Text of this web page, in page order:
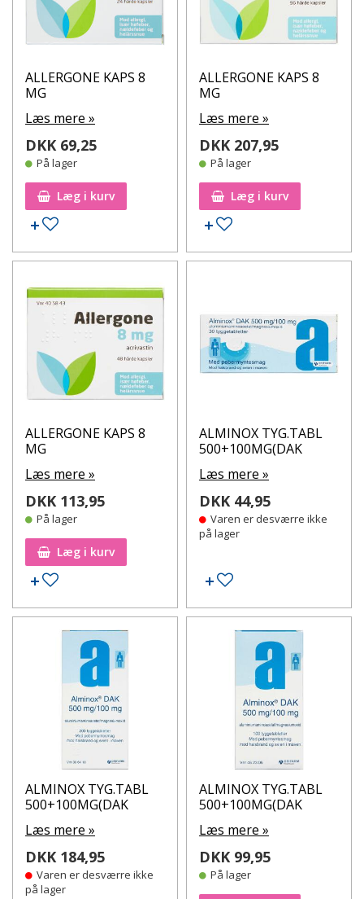
ALLERGONE KAPS 8
MG
Læs mere »
DKK 69,25
På lager
Læg i kurv
Tilføj til ønskeseddel
ALLERGONE KAPS 8
MG
Læs mere »
DKK 207,95
På lager
Læg i kurv
Tilføj til ønskeseddel
ALLERGONE KAPS 8
MG
Læs mere »
DKK 113,95
På lager
Læg i kurv
Tilføj til ønskeseddel
ALMINOX TYG.TABL
500+100MG(DAK
Læs mere »
DKK 44,95
Varen er desværre ikke
på lager
Tilføj til ønskeseddel
ALMINOX TYG.TABL
500+100MG(DAK
Læs mere »
DKK 184,95
Varen er desværre ikke
på lager
ALMINOX TYG.TABL
500+100MG(DAK
Læs mere »
DKK 99,95
På lager